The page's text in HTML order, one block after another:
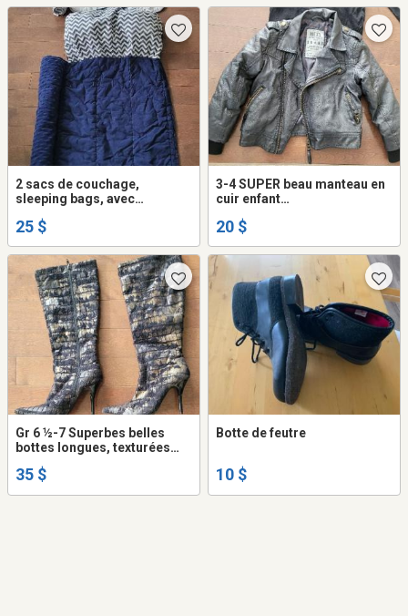
comme neuf, mesure 9’’
1/2x6’’.
2 sacs de couchage,
sleeping bags, avec
impeccables, idéal pour
garderie, 1 gris et blanc et
une marin et blanc, les 2 pour
25.
25 $
3-4 SUPER beau manteau en
cuir enfant
20 $
Gr 6 ½-7 Superbes belles
bottes longues, texturées
très originales, talons 3’’,
35 $
Botte de feutre
10 $